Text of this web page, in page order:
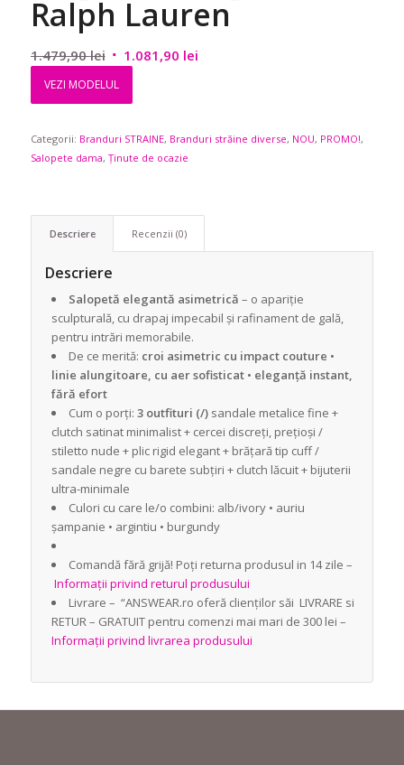
Ralph Lauren
1.479,90lei Prețul
1.479,90 lei.
1.081,90 leiPrețul
VEZI MODELUL
Categorii: Branduri STRAINE, Branduri străine diverse, NOU, PROMO!,
Salopete dama, Ținute de ocazie
Descriere Recenzii (0)
Descriere
Salopetă elegantă asimetrică – o apariție
sculpturală, cu drapaj impecabil și rafinament de gală,
pentru intrări memorabile.
De ce merită: croi asimetric cu impact couture •
linie alungitoare, cu aer sofisticat• eleganță instant,
fără efort
Cum o porți: 3 outfituri (/)sandale metalice fine +
clutch satinat minimalist + cercei discreți, prețioși /
stiletto nude + plic rigid elegant + brățară tip cuff /
sandale negre cu barete subțiri + clutch lăcuit + bijuterii
ultra-minimale
Culori cu care le/o combini: alb/ivory • auriu
șampanie • argintiu • burgundy
Comandă fără grijă! Poți returna produsul in 14 zile –
Informații privind returul produsului
Livrare – “ANSWEAR.ro oferă clienților săi LIVRARE si
RETUR – GRATUIT pentru comenzi mai mari de 300 lei –
Informații privind livrarea produsului